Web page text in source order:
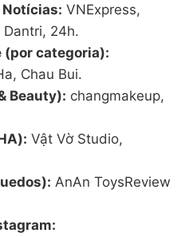
VNExpress,
Dantri, 24h.
(por categoria):
Chau Bui.
Beauty): changmakeup,
Vật Vờ Studio,
AnAn ToysReview